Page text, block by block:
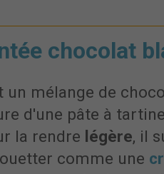
chocolat
un mélange de
d'une pâte à
la rendre légère, il
comme une